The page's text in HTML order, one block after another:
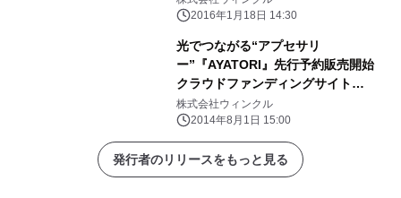
め、総額約9,000万円の資金調達を実
2016年1月18日 14:30
光でつながる“アプセサリ
ー”『AYATORI』先行予約販売開始
クラウドファンディングサイト
INDIEGOGOにて掲載
株式会社ウィンクル
2014年8月1日 15:00
発行者のリリースをもっと見る